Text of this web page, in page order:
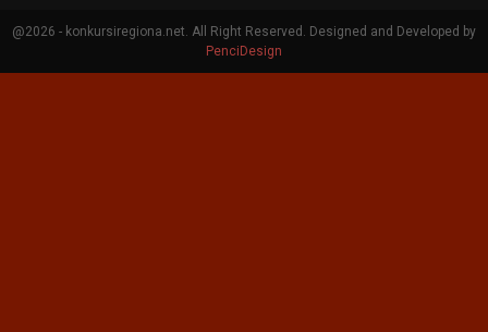
@2026 - konkursiregiona.net. All Right Reserved. Designed and Developed by
PenciDesign